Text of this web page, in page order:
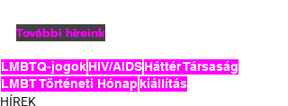
További híreink
LMBTQ-jogokHIV/AIDSHáttér Társaság
LMBT Történeti Hónap kiállítás
HÍREK